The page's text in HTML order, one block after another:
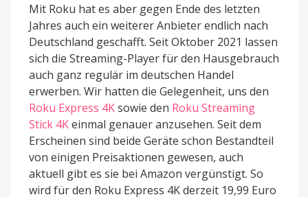
Mit Roku hat es aber gegen Ende des letzten
Jahres auch ein weiterer Anbieter endlich nach
Deutschland geschafft. Seit Oktober 2021 lassen
sich die Streaming-Player für den Hausgebrauch
auch ganz regulär im deutschen Handel
erwerben. Wir hatten die Gelegenheit, uns den
Roku Express 4Ksowie den Roku Streaming
Stick 4Keinmal genauer anzusehen. Seit dem
Erscheinen sind beide Geräte schon Bestandteil
von einigen Preisaktionen gewesen, auch
aktuell gibt es sie bei Amazon vergünstigt. So
wird für den Roku Express 4K derzeit 19,99 Euro